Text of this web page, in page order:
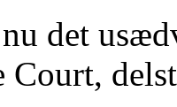
det
Court,